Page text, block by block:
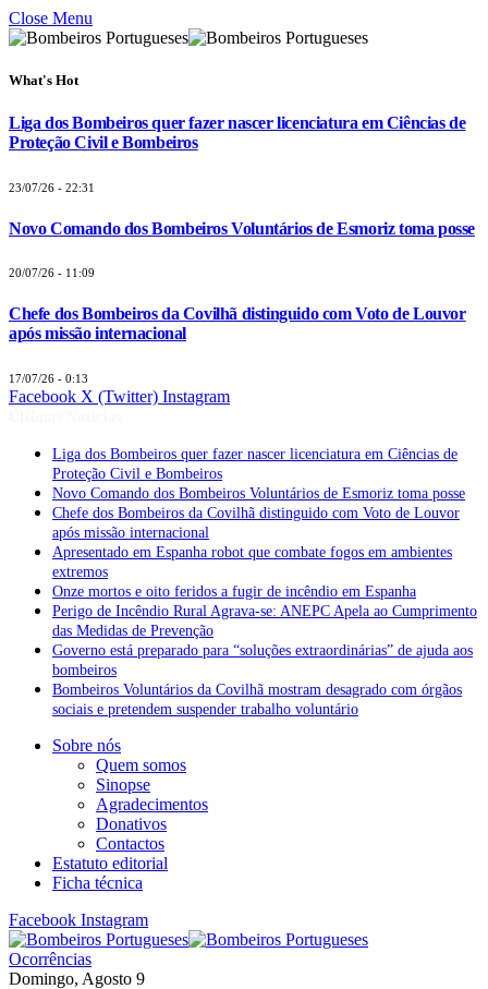
Close Menu
What's Hot
Liga dos Bombeiros quer fazer nascer licenciatura em Ciências de
Proteção Civil e Bombeiros
23/07/26 - 22:31
Novo Comando dos Bombeiros Voluntários de Esmoriz toma posse
20/07/26 - 11:09
Chefe dos Bombeiros da Covilhã distinguido com Voto de Louvor
após missão internacional
17/07/26 - 0:13
Facebook X (Twitter) Instagram
Liga dos Bombeiros quer fazer nascer licenciatura em Ciências de
Proteção Civil e Bombeiros
Novo Comando dos Bombeiros Voluntários de Esmoriz toma posse
Chefe dos Bombeiros da Covilhã distinguido com Voto de Louvor
após missão internacional
Apresentado em Espanha robot que combate fogos em ambientes
extremos
Onze mortos e oito feridos a fugir de incêndio em Espanha
Perigo de Incêndio Rural Agrava-se: ANEPC Apela ao Cumprimento
das Medidas de Prevenção
Governo está preparado para “soluções extraordinárias” de ajuda aos
bombeiros
Bombeiros Voluntários da Covilhã mostram desagrado com órgãos
sociais e pretendem suspender trabalho voluntário
Sobre nós
Quem somos
Sinopse
Agradecimentos
Donativos
Contactos
Estatuto editorial
Ficha técnica
Facebook Instagram
Ocorrências
Domingo, Agosto 9